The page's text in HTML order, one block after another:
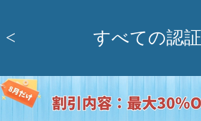
< すべての認証